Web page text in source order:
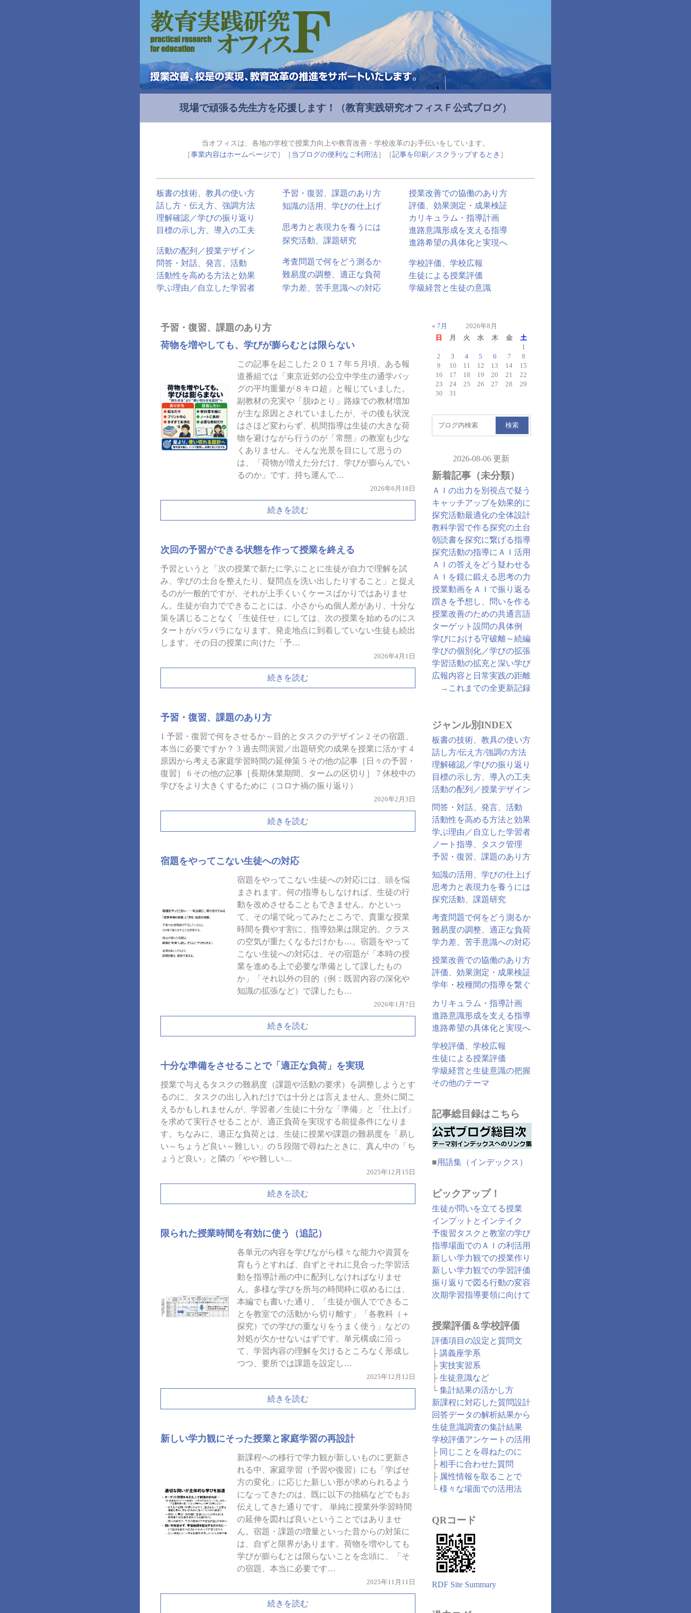
現場で頑張る先生方を応援します！ （教育実践研究オフィスＦ公式ブログ）
当オフィスは、各地の学校で授業力向上や教育改善・学校改革のお手伝いをしています。
［事業内容はホームページで］［当ブログの便利なご利用法］［記事を印刷／スクラップするとき ］
板書の技術、教具の使い方
話し方・伝え方、強調方法
理解確認／学びの振り返り
目標の示し方、導入の工夫
活動の配列／授業デザイン
問答・対話、発言、活動
活動性を高める方法と効果
学ぶ理由／自立した学習者
予習・復習、課題のあり方
知識の活用、学びの仕上げ
思考力と表現力を養うには
探究活動、課題研究
考査問題で何をどう測るか
難易度の調整、適正な負荷
学力差、苦手意識への対応
授業改善での協働のあり方
評価、効果測定・成果検証
カリキュラム・指導計画
進路意識形成を支える指導
進路希望の具体化と実現へ
学校評価、学校広報
生徒による授業評価
学級経営と生徒の意識
予習・復習、課題のあり方
荷物を増やしても、学びが膨らむとは限らない
この記事を起こした２０１７年５月頃、ある報
道番組では「東京近郊の公立中学生の通学バッ
グの平均重量が８キロ超」と報じていました。
副教材の充実や「脱ゆとり」路線での教材増加
が主な原因とされていましたが、その後も状況
はさほど変わらず、机間指導は生徒の大きな荷
物を避けながら行うのが「常態」の教室も少な
くありません。そんな光景を目にして思うの
は、「荷物が増えた分だけ、学びが膨らんでい
るのか」です。持ち運んで…
2026年6月18日
続きを読む
次回の予習ができる状態を作って授業を終える
予習というと「次の授業で新たに学ぶことに生徒が自力で理解を試
み、学びの土台を整えたり、疑問点を洗い出したりすること」と捉え
るのが一般的ですが、それが上手くいくケースばかりではありませ
ん。生徒が自力でできることには、小さからぬ個人差があり、十分な
策を講じることなく「生徒任せ」にしては、次の授業を始めるのにス
タートがバラバラになります。発走地点に到着していない生徒も続出
します。その日の授業に向けた「予…
2026年4月1日
続きを読む
予習・復習、課題のあり方
1 予習・復習で何をさせるか～目的とタスクのデザイン 2 その宿題、
本当に必要ですか？ 3 過去問演習／出題研究の成果を授業に活かす 4
原因から考える家庭学習時間の延伸策 5 その他の記事［日々の予習・
復習］ 6 その他の記事［長期休業期間、タームの区切り］ 7 休校中の
学びをより大きくするために（コロナ禍の振り返り）
2026年2月3日
続きを読む
宿題をやってこない生徒への対応
宿題をやってこない生徒への対応には、頭を悩
まされます。何の指導もしなければ、生徒の行
動を改めさせることもできません。かといっ
て、その場で叱ってみたところで、貴重な授業
時間を費やす割に、指導効果は限定的。クラス
の空気が重たくなるだけかも…。宿題をやって
こない生徒への対応は、その宿題が「本時の授
業を進める上で必要な準備として課したもの
か」「それ以外の目的（例：既習内容の深化や
知識の拡張など）で課したも…
2026年1月7日
続きを読む
十分な準備をさせることで「適正な負荷」を実現
授業で与えるタスクの難易度（課題や活動の要求）を調整しようとす
るのに、タスクの出し入れだけでは十分とは言えません。意外に聞こ
えるかもしれませんが、学習者／生徒に十分な「準備」と「仕上げ」
を求めて実行させることが、適正負荷を実現する前提条件になりま
す。ちなみに、適正な負荷とは、生徒に授業や課題の難易度を「易し
い～ちょうど良い～難しい」の５段階で尋ねたときに、真ん中の「ち
ょうど良い」と隣の「やや難しい…
2025年12月15日
続きを読む
限られた授業時間を有効に使う（追記）
各単元の内容を学びながら様々な能力や資質を
育もうとすれば、自ずとそれに見合った学習活
動を指導計画の中に配列しなければなりませ
ん。多様な学びを所与の時間枠に収めるには、
本編でも書いた通り、「生徒が個人でできるこ
とを教室での活動から切り離す」「各教科（＋
探究）での学びの重なりをうまく使う」などの
対処が欠かせないはずです。単元構成に沿っ
て、学習内容の理解を欠けるところなく形成し
つつ、要所では課題を設定し…
2025年12月12日
続きを読む
新しい学力観にそった授業と家庭学習の再設計
新課程への移行で学力観が新しいものに更新さ
れる中、家庭学習（予習や復習）にも「学ばせ
方の変化」に応じた新しい形が求められるよう
になってきたのは、既に以下の拙稿などでもお
伝えしてきた通りです。 単純に授業外学習時間
の延伸を図れば良いということではありませ
ん。宿題・課題の増量といった昔からの対策に
は、自ずと限界があります。荷物を増やしても
学びが膨らむとは限らないことを念頭に、「そ
の宿題、本当に必要です…
2025年11月11日
続きを読む
2026年8月
日
月 火 水 木 金
土
1
2
3 4 5 6 7
8
9
10 11 12 13 14
15
16
17 18 19 20 21
22
23
24 25 26 27 28
29
30
31
« 7月
検索
2026-08-06 更新
新着記事（未分類）
ＡＩの出力を別視点で疑う
キャッチアップを効果的に
探究活動最適化の全体設計
教科学習で作る探究の土台
朝読書を探究に繋げる指導
探究活動の指導にＡＩ活用
ＡＩの答えをどう疑わせる
ＡＩを鏡に鍛える思考の力
授業動画をＡＩで振り返る
躓きを予想し、問いを作る
授業改善のための共通言語
ターゲット設問の具体例
学びにおける守破離～続編
学びの個別化／学びの拡張
学習活動の拡充と深い学び
広報内容と日常実践の距離
→ これまでの全更新記録
ジャンル別INDEX
板書の技術、教具の使い方
話し方/伝え方/強調の方法
理解確認／学びの振り返り
目標の示し方、導入の工夫
活動の配列／授業デザイン
問答・対話、発言、活動
活動性を高める方法と効果
学ぶ理由／自立した学習者
ノート指導、タスク管理
予習・復習、課題のあり方
知識の活用、学びの仕上げ
思考力と表現力を養うには
探究活動、課題研究
考査問題で何をどう測るか
難易度の調整、適正な負荷
学力差、苦手意識への対応
授業改善での協働のあり方
評価、効果測定・成果検証
学年・校種間の指導を繋ぐ
カリキュラム・指導計画
進路意識形成を支える指導
進路希望の具体化と実現へ
学校評価、学校広報
生徒による授業評価
学級経営と生徒意識の把握
その他のテーマ
記事総目録はこちら
■用語集（インデックス）
ピックアップ！
生徒が問いを立てる授業
インプットとインテイク
予復習タスクと教室の学び
指導場面でのＡＩの利活用
新しい学力観での授業作り
新しい学力観での学習評価
振り返りで図る行動の変容
次期学習指導要領に向けて
授業評価＆学校評価
評価項目の設定と質問文
├講義座学系
├実技実習系
├生徒意識など
└集計結果の活かし方
新課程に対応した質問設計
回答データの解析結果から
生徒意識調査の集計結果
学校評価アンケートの活用
├ 同じことを尋ねたのに
├相手に合わせた質問
├ 属性情報を取ることで
└様々な場面での活用法
QRコード
RDF Site Summary